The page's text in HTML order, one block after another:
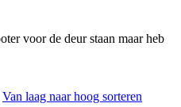
voor de deur staan maar heb
Van laag naar hoog sorteren